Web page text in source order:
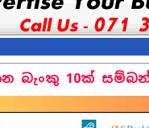
බැංකු 10ක්